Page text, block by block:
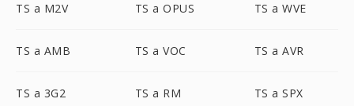
TS a M2V TS a OPUS TS a WVE
TS a AMB TS a VOC TS a AVR
TS a 3G2 TS a RM TS a SPX